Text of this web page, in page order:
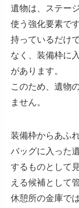
遺物は、ステー
使う強化要素です
持っているだけ
なく、装備枠に
があります。
このため、遺物
ません。
装備枠からあふ
バッグに入った
するものとして
える候補として
休憩所の金庫で